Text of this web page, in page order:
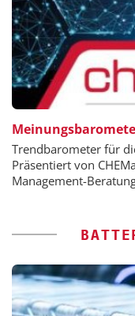
Trendbarometer für
Präsentiert von
Management-